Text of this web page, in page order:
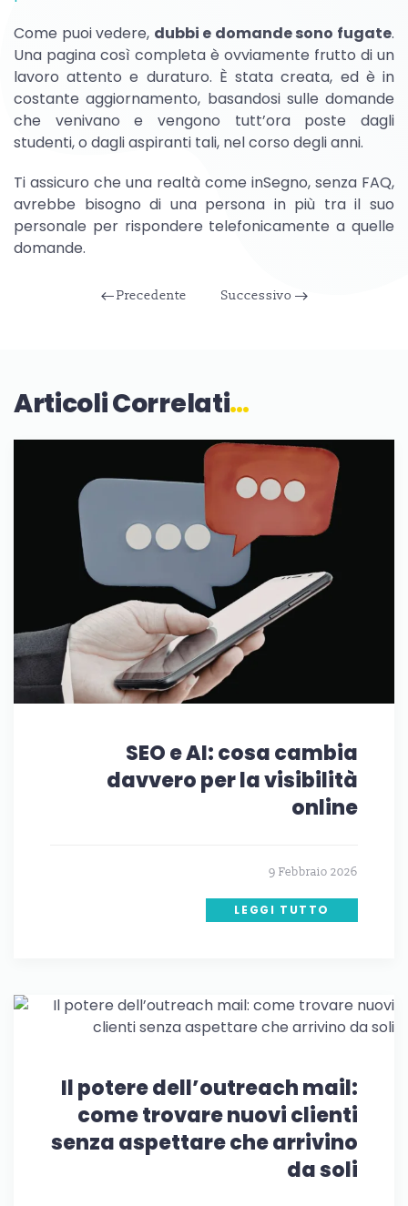
Come puoi vedere, dubbi e domande sono fugate.
Una pagina così completa è ovviamente frutto di un
lavoro attento e duraturo. È stata creata, ed è in
costante aggiornamento, basandosi sulle domande
che venivano e vengono tutt’ora poste dagli
studenti, o dagli aspiranti tali, nel corso degli anni.
Ti assicuro che una realtà come inSegno, senza FAQ,
avrebbe bisogno di una persona in più tra il suo
personale per rispondere telefonicamente a quelle
domande.
Precedente Successivo
Articoli Correlati…
SEO e AI: cosa cambia
davvero per la visibilità
online
9 Febbraio 2026
LEGGI TUTTO
Il potere dell’outreach mail:
come trovare nuovi clienti
senza aspettare che arrivino
da soli